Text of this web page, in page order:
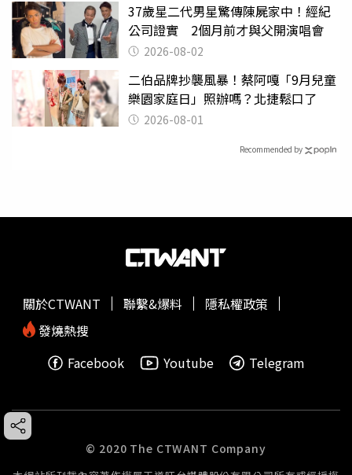
37歲星二代男星驚傳陳屍家中！經紀
公司證實 2個月前才與父開演唱會
2026-08-02
二伯品牌抄襲風暴！蔡阿嘎「9月兒童
樂園家庭日」照辦嗎？北捷鬆口了
2026-08-01
Recommended by
關於CTWANT 聯繫&爆料
隱私權政策
發燒熱搜
Facebook
Youtube Telegram
© 2020 The CTWANT Company